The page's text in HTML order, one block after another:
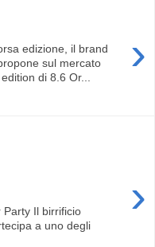
›
edizione, il brand
sul mercato
di 8.6 Or...
›
Party Il birrificio
a uno degli